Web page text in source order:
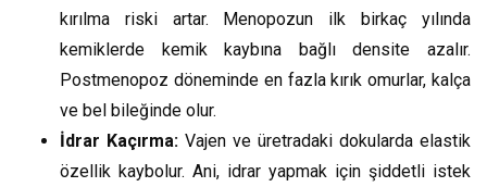
kırılma riski artar. Menopozun ilk birkaç yılında
kemiklerde kemik kaybına bağlı densite azalır.
Postmenopoz döneminde en fazla kırık omurlar, kalça
ve bel bileğinde olur.
İdrar Kaçırma: Vajen ve üretradaki dokularda elastik
özellik kaybolur. Ani, idrar yapmak için şiddetli istek